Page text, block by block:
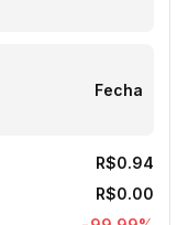
Fecha
R$0.94
R$0.00